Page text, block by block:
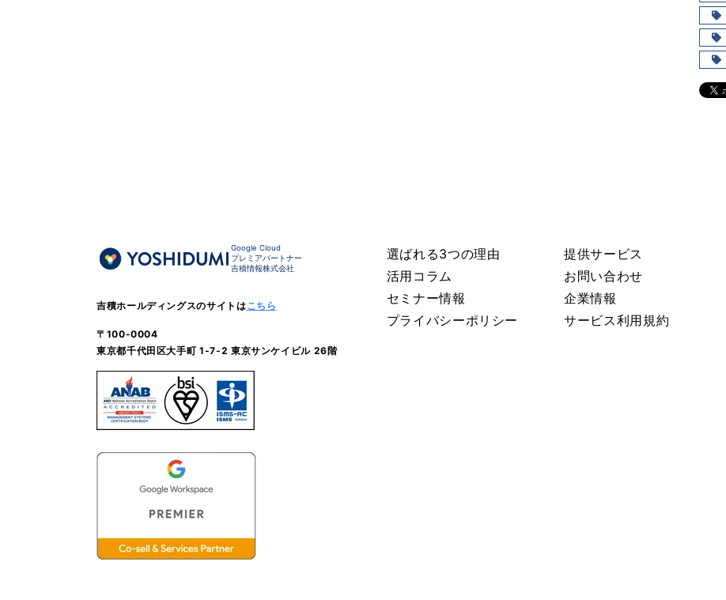
Google Cloud
プレミアパートナー
吉積情報株式会社
吉積ホールディングスのサイトはこちら
〒100-0004
東京都千代田区大手町 1-7-2 東京サンケイビル 26階
選ばれる3つの理由 提供サービス
活用コラム
お問い合わせ
セミナー情報
企業情報
プライバシーポリシー
サービス利用規約